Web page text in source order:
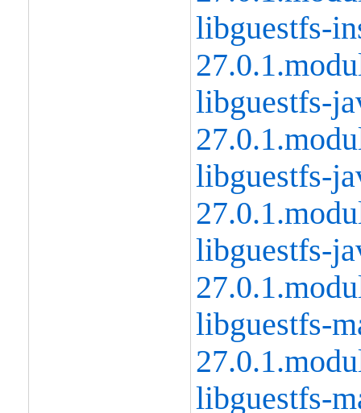
libguestfs-
libguestfs-
libguestfs-
libguestfs-
libguestfs-
libguestfs-